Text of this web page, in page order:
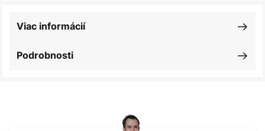
Podrobnosti
Viac informácií